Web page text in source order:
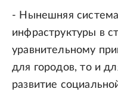
- Нынешняя
инфраструктуры в
уравнительному
для городов, то и
развитие